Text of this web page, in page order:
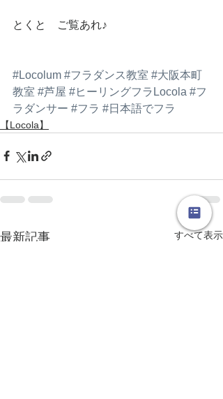
とくと　ご覧あれ♪
#Locolum #フラダンス教室 #大阪本町
教室 #芦屋 #ヒーリングフラLocola #フ
ラダンサー #フラ #日本語でフラ
【Locola】
最新記事 すべて表示